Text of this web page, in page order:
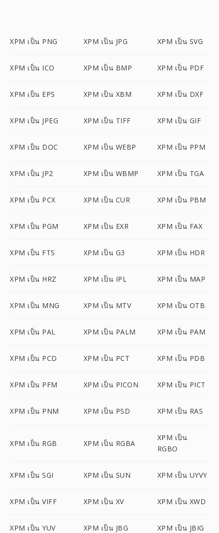
XPM เป็น PNG XPM เป็น JPG XPM เป็น SVG
XPM เป็น ICO XPM เป็น BMP XPM เป็น PDF
XPM เป็น EPS XPM เป็น XBM XPM เป็น DXF
XPM เป็น JPEG XPM เป็น TIFF XPM เป็น GIF
XPM เป็น DOC XPM เป็น WEBP XPM เป็น PPM
XPM เป็น JP2 XPM เป็น WBMP XPM เป็น TGA
XPM เป็น PCX XPM เป็น CUR XPM เป็น PBM
XPM เป็น PGM XPM เป็น EXR XPM เป็น FAX
XPM เป็น FTS XPM เป็น G3 XPM เป็น HDR
XPM เป็น HRZ XPM เป็น IPL XPM เป็น MAP
XPM เป็น MNG XPM เป็น MTV XPM เป็น OTB
XPM เป็น PAL XPM เป็น PALM XPM เป็น PAM
XPM เป็น PCD XPM เป็น PCT XPM เป็น PDB
XPM เป็น PFM XPM เป็น PICON XPM เป็น PICT
XPM เป็น PNM XPM เป็น PSD XPM เป็น RAS
XPM เป็น RGB XPM เป็น RGBA
XPM เป็น
RGBO
XPM เป็น SGI XPM เป็น SUN XPM เป็น UYVY
XPM เป็น VIFF XPM เป็น XV XPM เป็น XWD
XPM เป็น YUV XPM เป็น JBG XPM เป็น JBIG